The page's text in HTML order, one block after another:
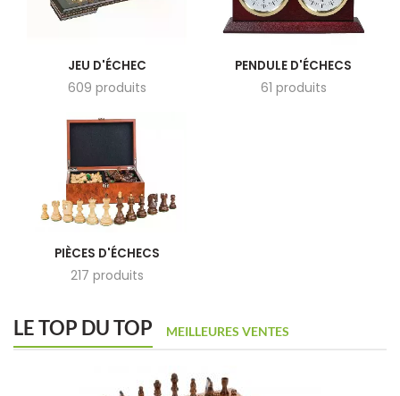
JEU D'ÉCHEC
609 produits
PENDULE D'ÉCHECS
61 produits
PIÈCES D'ÉCHECS
217 produits
LE TOP DU TOP MEILLEURES VENTES